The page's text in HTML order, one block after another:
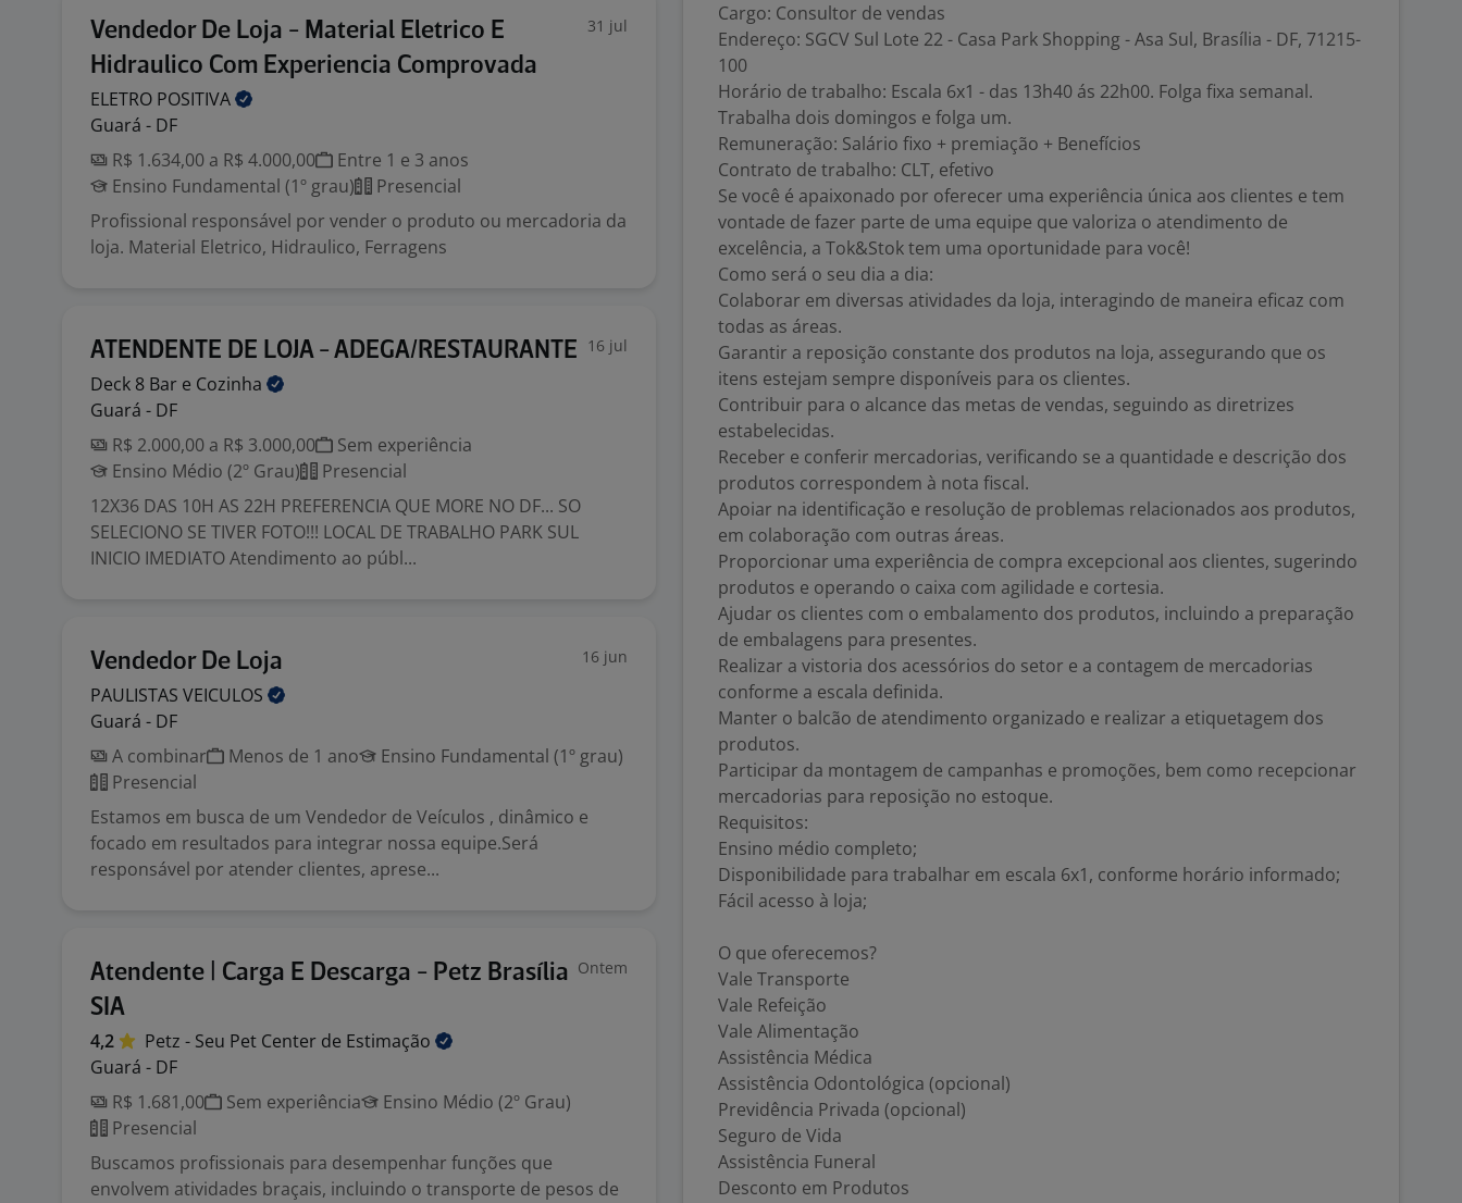
Vendedor De Loja - Material Eletrico E
Hidraulico Com Experiencia Comprovada
31 jul
ELETRO POSITIVA
Guará - DF
R$ 1.634,00 a R$ 4.000,00
Entre 1 e 3 anos
Ensino Fundamental (1º grau)
Presencial
Profissional responsável por vender o produto ou mercadoria da
loja. Material Eletrico, Hidraulico, Ferragens
ATENDENTE DE LOJA - ADEGA/RESTAURANTE 16 jul
Deck 8 Bar e Cozinha
Guará - DF
R$ 2.000,00 a R$ 3.000,00
Sem experiência
Ensino Médio (2º Grau)
Presencial
12X36 DAS 10H AS 22H PREFERENCIA QUE MORE NO DF... SO
SELECIONO SE TIVER FOTO!!! LOCAL DE TRABALHO PARK SUL
INICIO IMEDIATO Atendimento ao públ...
Vendedor De Loja 16 jun
PAULISTAS VEICULOS
Guará - DF
A combinar
Menos de 1 ano
Ensino Fundamental (1º grau)
Presencial
Estamos em busca de um Vendedor de Veículos , dinâmico e
focado em resultados para integrar nossa equipe.Será
responsável por atender clientes, aprese...
Atendente | Carga E Descarga - Petz Brasília
SIA
Ontem
4,2 Petz - Seu Pet Center de Estimação
Guará - DF
R$ 1.681,00
Sem experiência
Ensino Médio (2º Grau)
Presencial
Buscamos profissionais para desempenhar funções que
envolvem atividades braçais, incluindo o transporte de pesos de
Cargo: Consultor de vendas
Endereço: SGCV Sul Lote 22 - Casa Park Shopping - Asa Sul, Brasília - DF, 71215-
100
Horário de trabalho: Escala 6x1 - das 13h40 ás 22h00. Folga fixa semanal.
Trabalha dois domingos e folga um.
Remuneração: Salário fixo + premiação + Benefícios
Contrato de trabalho: CLT, efetivo
Se você é apaixonado por oferecer uma experiência única aos clientes e tem
vontade de fazer parte de uma equipe que valoriza o atendimento de
excelência, a Tok&Stok tem uma oportunidade para você!
Como será o seu dia a dia:
Colaborar em diversas atividades da loja, interagindo de maneira eficaz com
todas as áreas.
Garantir a reposição constante dos produtos na loja, assegurando que os
itens estejam sempre disponíveis para os clientes.
Contribuir para o alcance das metas de vendas, seguindo as diretrizes
estabelecidas.
Receber e conferir mercadorias, verificando se a quantidade e descrição dos
produtos correspondem à nota fiscal.
Apoiar na identificação e resolução de problemas relacionados aos produtos,
em colaboração com outras áreas.
Proporcionar uma experiência de compra excepcional aos clientes, sugerindo
produtos e operando o caixa com agilidade e cortesia.
Ajudar os clientes com o embalamento dos produtos, incluindo a preparação
de embalagens para presentes.
Realizar a vistoria dos acessórios do setor e a contagem de mercadorias
conforme a escala definida.
Manter o balcão de atendimento organizado e realizar a etiquetagem dos
produtos.
Participar da montagem de campanhas e promoções, bem como recepcionar
mercadorias para reposição no estoque.
Requisitos:
Ensino médio completo;
Disponibilidade para trabalhar em escala 6x1, conforme horário informado;
Fácil acesso à loja;
O que oferecemos?
Vale Transporte
Vale Refeição
Vale Alimentação
Assistência Médica
Assistência Odontológica (opcional)
Previdência Privada (opcional)
Seguro de Vida
Assistência Funeral
Desconto em Produtos